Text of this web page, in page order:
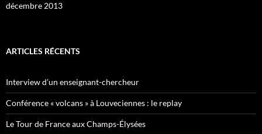
décembre 2013
ARTICLES RÉCENTS
Interview d’un enseignant-chercheur
Conférence « volcans » à Louveciennes : le replay
Le Tour de France aux Champs-Élysées